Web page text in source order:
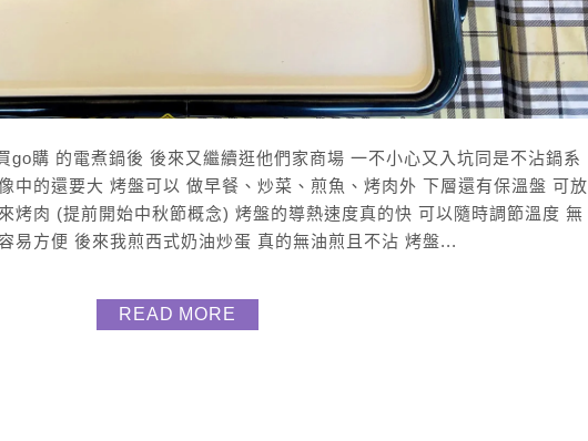
購 的電煮鍋後 後來又繼續逛他們家商場 一不小心又入坑同是不沾鍋系
中的還要大 烤盤可以 做早餐、炒菜、煎魚、烤肉外 下層還有保溫盤 可放
烤肉 (提前開始中秋節概念) 烤盤的導熱速度真的快 可以隨時調節溫度 無
易方便 後來我煎西式奶油炒蛋 真的無油煎且不沾 烤盤...
READ MORE